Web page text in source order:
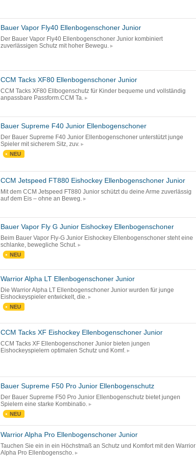
Bauer Vapor Fly40 Ellenbogenschoner Junior
Der Bauer Vapor Fly40 Ellenbogenschoner Junior kombiniert
zuverlässigen Schutz mit hoher Bewegu.
CCM Tacks XF80 Ellenbogenschoner Junior
CCM Tacks XF80 Ellbogenschutz für Kinder bequeme und vollständig
anpassbare Passform.CCM Ta.
Bauer Supreme F40 Junior Ellenbogenschoner
Der Bauer Supreme F40 Junior Ellenbogenschoner unterstützt junge
Spieler mit sicherem Sitz, zuv.
NEU
CCM Jetspeed FT880 Eishockey Ellenbogenschoner Junior
Mit dem CCM Jetspeed FT880 Junior schützt du deine Arme zuverlässig
auf dem Eis – ohne an Beweg.
Bauer Vapor Fly G Junior Eishockey Ellenbogenschoner
Beim Bauer Vapor Fly-G Junior Eishockey Ellenbogenschoner steht eine
schlanke, bewegliche Schut.
NEU
Warrior Alpha LT Ellenbogenschoner Junior
Die Warrior Alpha LT Ellenbogenschoner Junior wurden für junge
Eishockeyspieler entwickelt, die.
NEU
CCM Tacks XF Eishockey Ellenbogenschoner Junior
CCM Tacks XF Ellenbogenschoner Junior bieten jungen
Eishockeyspielern optimalen Schutz und Komf.
Bauer Supreme F50 Pro Junior Ellenbogenschutz
Der Bauer Supreme F50 Pro Junior Ellenbogenschutz bietet jungen
Spielern eine starke Kombinatio.
NEU
Warrior Alpha Pro Ellenbogenschoner Junior
Tauchen Sie ein in ein Höchstmaß an Schutz und Komfort mit den Warrior
Alpha Pro Ellenbogenscho.